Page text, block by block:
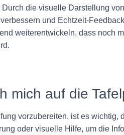
die visuelle Darstellung
und Echtzeit-
weiterentwickeln, dass noch
mich auf die
vorzubereiten, ist es
oder visuelle Hilfe, um die